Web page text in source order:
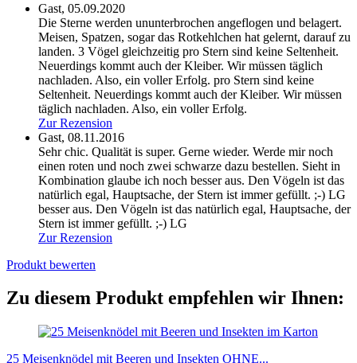
Gast, 05.09.2020
Die Sterne werden ununterbrochen angeflogen und belagert.
Meisen, Spatzen, sogar das Rotkehlchen hat gelernt, darauf zu
landen. 3 Vögel gleichzeitig pro Stern sind keine Seltenheit.
Neuerdings kommt auch der Kleiber. Wir müssen täglich
nachladen. Also, ein voller Erfolg. pro Stern sind keine
Seltenheit. Neuerdings kommt auch der Kleiber. Wir müssen
täglich nachladen. Also, ein voller Erfolg.
Zur Rezension
Gast, 08.11.2016
Sehr chic. Qualität is super. Gerne wieder. Werde mir noch
einen roten und noch zwei schwarze dazu bestellen. Sieht in
Kombination glaube ich noch besser aus. Den Vögeln ist das
natürlich egal, Hauptsache, der Stern ist immer gefüllt. ;-) LG
besser aus. Den Vögeln ist das natürlich egal, Hauptsache, der
Stern ist immer gefüllt. ;-) LG
Zur Rezension
Produkt bewerten
Zu diesem Produkt empfehlen wir Ihnen:
25 Meisenknödel mit Beeren und Insekten OHNE...